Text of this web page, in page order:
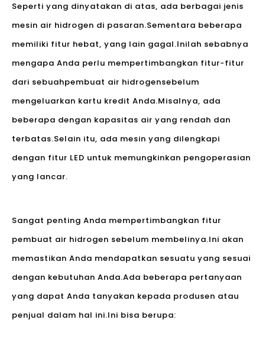
Seperti yang dinyatakan di atas, ada berbagai jenis
mesin air hidrogen di pasaran.Sementara beberapa
memiliki fitur hebat, yang lain gagal.Inilah sebabnya
mengapa Anda perlu mempertimbangkan fitur-fitur
dari sebuahpembuat air hidrogensebelum
mengeluarkan kartu kredit Anda.Misalnya, ada
beberapa dengan kapasitas air yang rendah dan
terbatas.Selain itu, ada mesin yang dilengkapi
dengan fitur LED untuk memungkinkan pengoperasian
yang lancar.
Sangat penting Anda mempertimbangkan fitur
pembuat air hidrogen sebelum membelinya.Ini akan
memastikan Anda mendapatkan sesuatu yang sesuai
dengan kebutuhan Anda.Ada beberapa pertanyaan
yang dapat Anda tanyakan kepada produsen atau
penjual dalam hal ini.Ini bisa berupa: